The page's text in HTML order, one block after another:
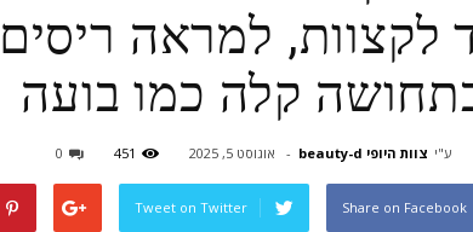
לקצוות, למראה
קלה כמו בועה
ע"י צוות היופי beauty-d - אוגוסט 5, 2025 451
0
Share on Facebook
Tweet on Twitter